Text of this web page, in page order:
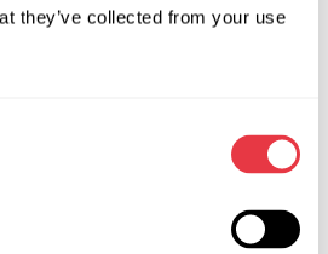
they’ve collected from your use